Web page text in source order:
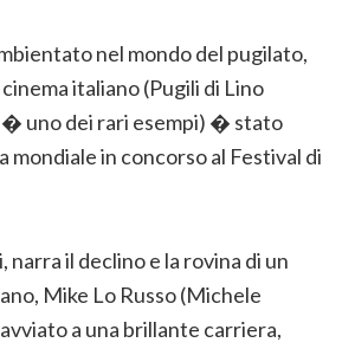
nel mondo del pugilato,
italiano (Pugili di Lino
� uno dei rari esempi) � stato
mondiale in concorso al Festival di
il declino e la rovina di un
Mike Lo Russo (Michele
a una brillante carriera,